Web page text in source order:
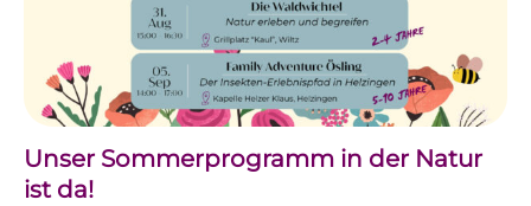
Unser Sommerprogramm in der Natur
ist da!